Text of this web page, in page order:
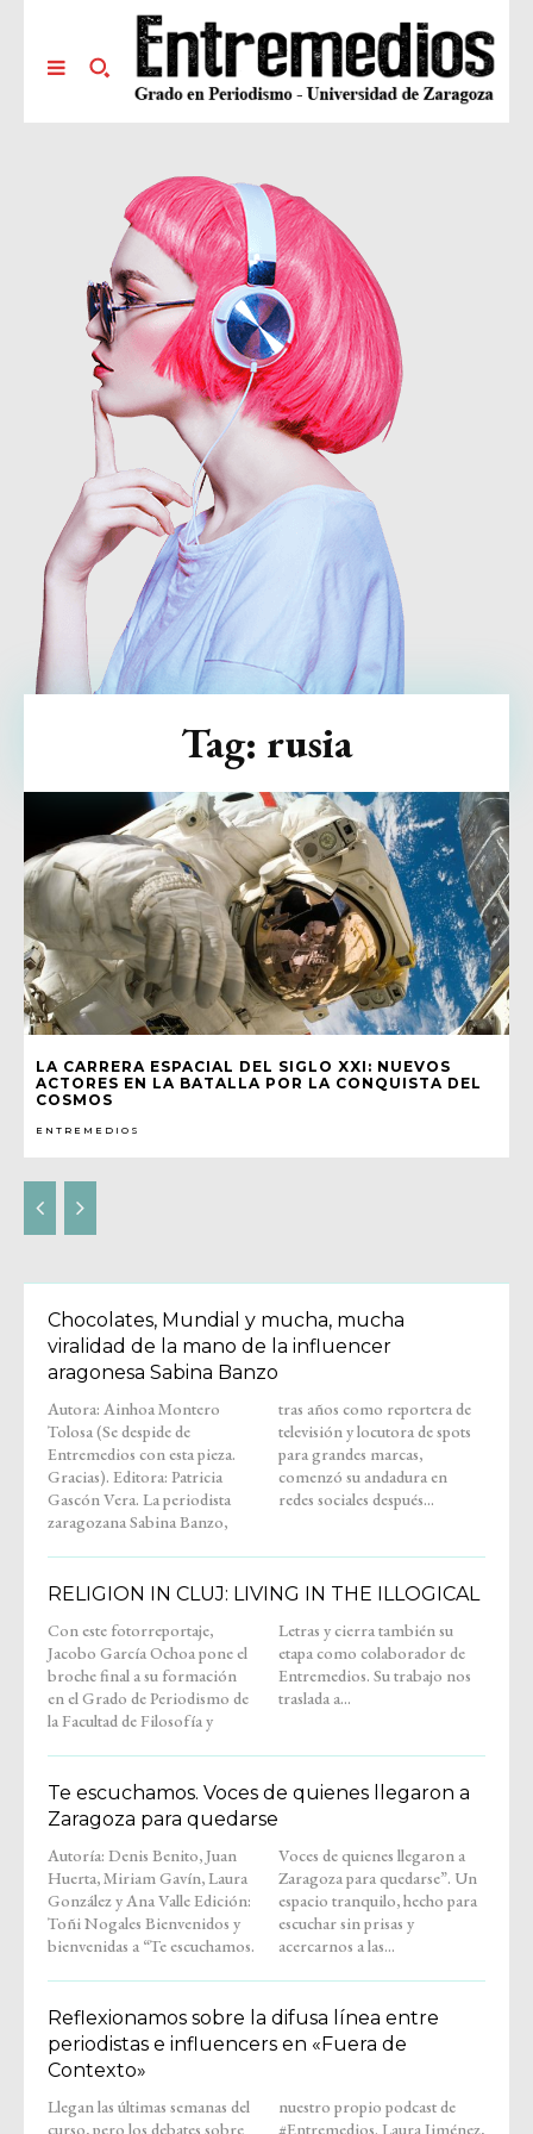
LA CARRERA ESPACIAL DEL SIGLO XXI: NUEVOS
ACTORES EN LA BATALLA POR LA CONQUISTA DEL
COSMOS
ENTREMEDIOS
Tag: rusia
Chocolates, Mundial y mucha, mucha
viralidad de la mano de la influencer
aragonesa Sabina Banzo
Autora: Ainhoa Montero
Tolosa (Se despide de
Entremedios con esta pieza.
Gracias). Editora: Patricia
Gascón Vera. La periodista
zaragozana Sabina Banzo,
tras años como reportera de
televisión y locutora de spots
para grandes marcas,
comenzó su andadura en
redes sociales después...
RELIGION IN CLUJ: LIVING IN THE ILLOGICAL
Con este fotorreportaje,
Jacobo García Ochoa pone el
broche final a su formación
en el Grado de Periodismo de
la Facultad de Filosofía y
Letras y cierra también su
etapa como colaborador de
Entremedios. Su trabajo nos
traslada a...
Te escuchamos. Voces de quienes llegaron a
Zaragoza para quedarse
Autoría: Denis Benito, Juan
Huerta, Miriam Gavín, Laura
González y Ana Valle Edición:
Toñi Nogales Bienvenidos y
bienvenidas a “Te escuchamos.
Voces de quienes llegaron a
Zaragoza para quedarse”. Un
espacio tranquilo, hecho para
escuchar sin prisas y
acercarnos a las...
Reflexionamos sobre la difusa línea entre
periodistas e influencers en «Fuera de
Contexto»
Llegan las últimas semanas del
curso, pero los debates sobre
nuestro propio podcast de
#Entremedios. Laura Jiménez,